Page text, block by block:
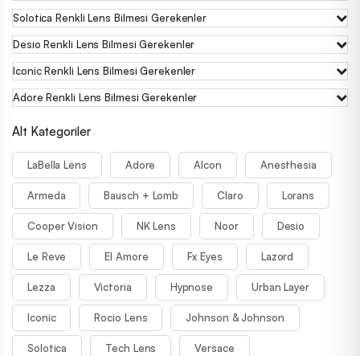
Solotica Renkli Lens Bilmesi Gerekenler
Desio Renkli Lens Bilmesi Gerekenler
Iconic Renkli Lens Bilmesi Gerekenler
Adore Renkli Lens Bilmesi Gerekenler
Alt Kategoriler
LaBella Lens Adore Alcon Anesthesia
Armeda Bausch + Lomb Claro Lorans
Cooper Vision NK Lens Noor Desio
Le Reve El Amore Fx Eyes Lazord
Lezza Victoria Hypnose Urban Layer
Iconic Rocio Lens Johnson & Johnson
Solotica Tech Lens Versace